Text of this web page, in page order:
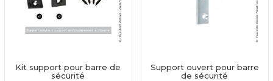
Kit support pour barre de
sécurité
Support ouvert pour barre
de sécurité